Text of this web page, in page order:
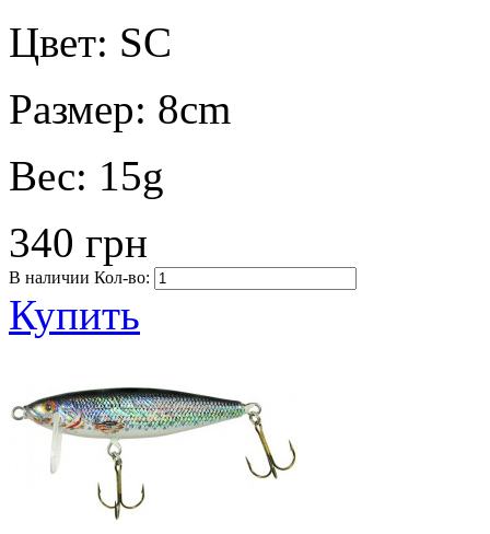
Цвет: SC
Размер: 8cm
Вес: 15g
340 грн
В наличии Кол-во:
Купить